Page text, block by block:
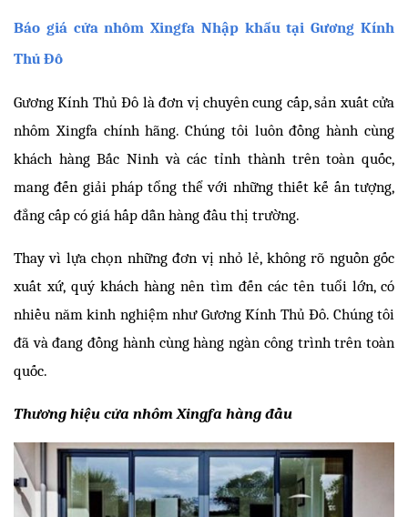
Báo giá cửa nhôm Xingfa Nhập khẩu tại Gương Kính
Thủ Đô
Gương Kính Thủ Đô là đơn vị chuyên cung cấp, sản xuất cửa
nhôm Xingfa chính hãng. Chúng tôi luôn đồng hành cùng
khách hàng Bắc Ninh và các tỉnh thành trên toàn quốc,
mang đến giải pháp tổng thể với những thiết kế ấn tượng,
đẳng cấp có giá hấp dẫn hàng đầu thị trường.
Thay vì lựa chọn những đơn vị nhỏ lẻ, không rõ nguồn gốc
xuất xứ, quý khách hàng nên tìm đến các tên tuổi lớn, có
nhiều năm kinh nghiệm như Gương Kính Thủ Đô. Chúng tôi
đã và đang đồng hành cùng hàng ngàn công trình trên toàn
quốc.
Thương hiệu cửa nhôm Xingfa hàng đầu